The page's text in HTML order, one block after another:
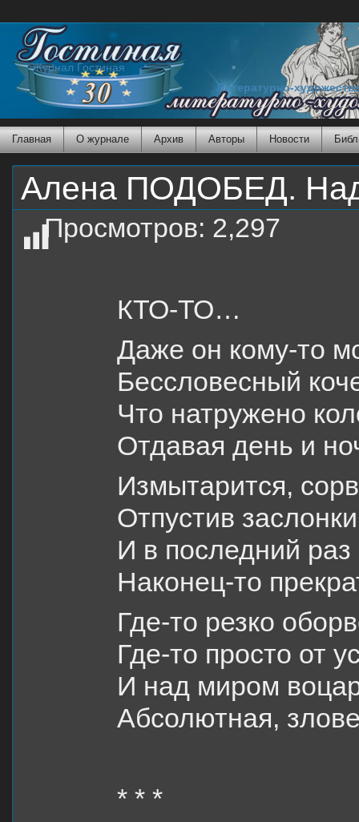
Журнал Гостиная
Литературно-
Главная О журнале Архив Авторы Новости
Алена ПОДОБЕД.
Просмотров: 2,297
КТО-ТО…
Даже он кому-то
Бессловесный
Что натружено
Отдавая день и
Измытарится,
Отпустив
И в последний
Наконец-то
Где-то резко
Где-то просто от
И над миром
Абсолютная,
* * *